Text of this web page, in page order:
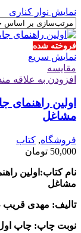
نمایش نوار کناری
فروخته شده
نمایش سریع
مقايسه
افزودن به علاقه
اولین راهنمای
مشاغل
فروشگاه, کتاب
50,000 تومان
نام کتاب:اولین
مشاغل
تالیف: مهدی قریب
نوبت چاپ: چاپ اول